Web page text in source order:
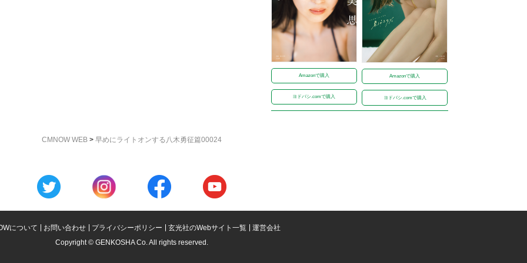
Amazonで購入
ヨドバシ.comで購入
Amazonで購入
ヨドバシ.comで購入
CMNOW WEB > 早めにライトオンする八木勇征篇00024
について お問い合わせ プライバシーポリシー 玄光社のWebサイト一覧
運営会社
Copyright © GENKOSHA Co. All rights reserved.